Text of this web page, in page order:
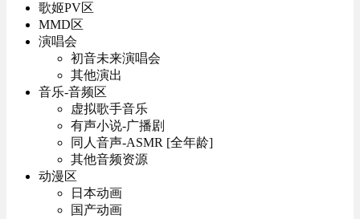
歌姬PV区
MMD区
演唱会
初音未来演唱会
其他演出
音乐-音频区
虚拟歌手音乐
有声小说-广播剧
同人音声-ASMR [全年龄]
其他音频资源
动漫区
日本动画
国产动画